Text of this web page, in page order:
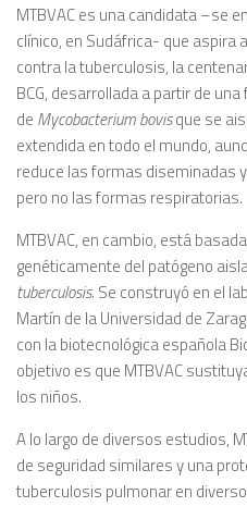
MTBVAC es una candidata –se
clínico, en Sudáfrica- que aspira
contra la tuberculosis, la
BCG, desarrollada a partir de
de Mycobacterium bovisque se
extendida en todo el mundo,
reduce las formas diseminadas
pero no las formas respiratorias.
MTBVAC, en cambio, está
genéticamente del patógeno
tuberculosis. Se construyó en el
Martín de la Universidad de
con la biotecnológica española
objetivo es que MTBVAC
los niños.
A lo largo de diversos estudios,
de seguridad similares y una
tuberculosis pulmonar en